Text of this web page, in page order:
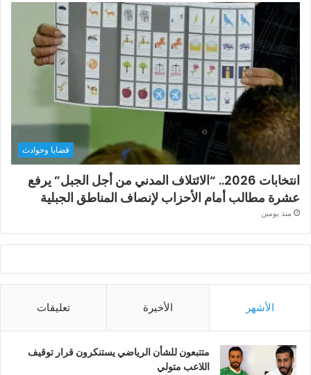
قضايا وحوادث
انتخابات 2026.. “الائتلاف المدني من أجل الجبل” يرفع
عشرة مطالب أمام الأحزاب لإنصاف المناطق الجبلية
منذ يومين
الأشهر الأخيرة تعليقات
متتبعون للشأن الرياضي يستنكرون قرار توقيف
اللاعب متولي